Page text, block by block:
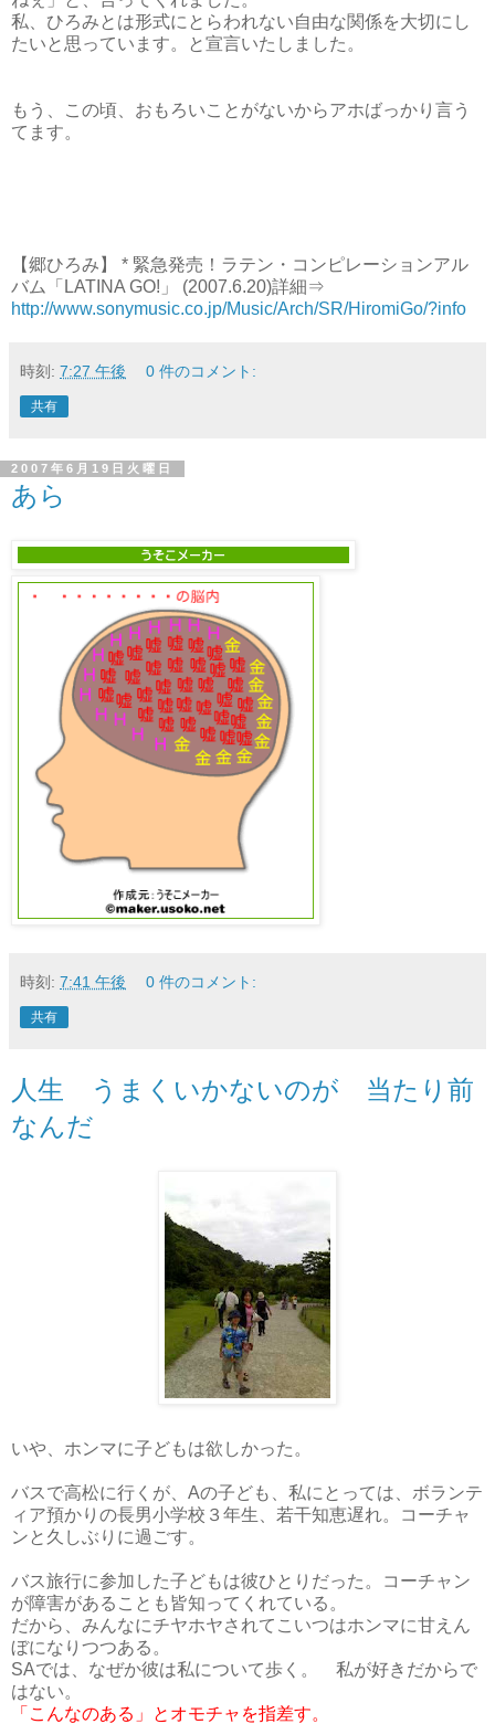
私、ひろみとは形式にとらわれない自由な関係を大切にし
たいと思っています。と宣言いたしました。
もう、この頃、おもろいことがないからアホばっかり言う
てます。
【郷ひろみ】 * 緊急発売！ラテン・コンピレーションアル
バム「LATINA GO!」 (2007.6.20)詳細⇒
http://www.sonymusic.co.jp/Music/Arch/SR/HiromiGo/?info
時刻: 7:27 午後 0 件のコメント:
共有
2007年6月19日火曜日
あら
時刻: 7:41 午後 0 件のコメント:
共有
人生 うまくいかないのが 当たり前
なんだ
いや、ホンマに子どもは欲しかった。
バスで高松に行くが、Aの子ども、私にとっては、ボランテ
ィア預かりの長男小学校３年生、若干知恵遅れ。コーチャ
ンと久しぶりに過ごす。
バス旅行に参加した子どもは彼ひとりだった。コーチャン
が障害があることも皆知ってくれている。
だから、みんなにチヤホヤされてこいつはホンマに甘えん
ぼになりつつある。
SAでは、なぜか彼は私について歩く。 私が好きだからで
はない。
「こんなのある」とオモチャを指差す。